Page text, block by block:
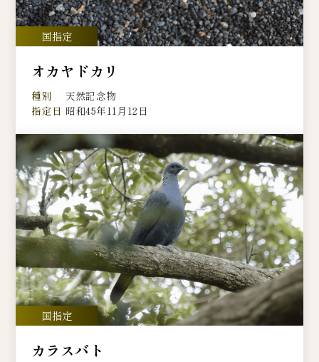
オカヤドカリ
種別
天然記念物
指定日 昭和45年11月12日
カラスバト